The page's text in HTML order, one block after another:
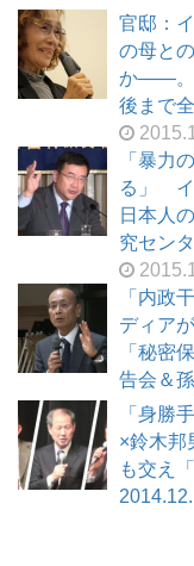
官邸：
の母と
か――。
後まで
「暴力
る」 イ
日本人
究セン
「内政
ディア
「秘密
告会＆
「身勝
×鈴木邦
も交え